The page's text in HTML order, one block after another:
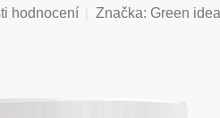
hodnocení Značka: Green idea